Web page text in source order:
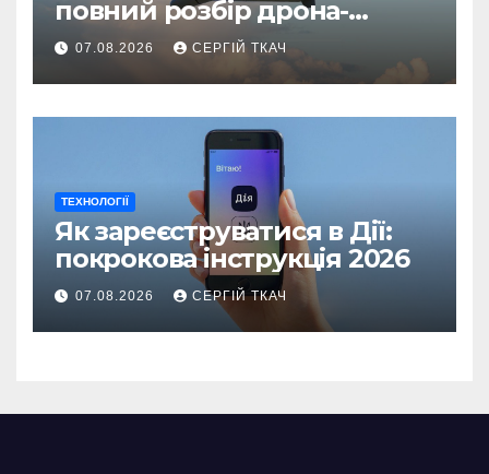
повний розбір дрона-
камікадзе
07.08.2026 СЕРГІЙ ТКАЧ
ТЕХНОЛОГІЇ
Як зареєструватися в Дії:
покрокова інструкція 2026
07.08.2026 СЕРГІЙ ТКАЧ